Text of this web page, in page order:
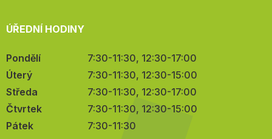
ÚŘEDNÍ HODINY
Pondělí
7:30-11:30, 12:30-17:00
Úterý
7:30-11:30, 12:30-15:00
Středa
7:30-11:30, 12:30-17:00
Čtvrtek
7:30-11:30, 12:30-15:00
Pátek
7:30-11:30